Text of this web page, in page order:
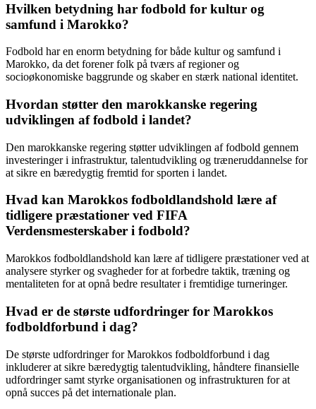
Hvilken betydning har fodbold for kultur og
samfund i Marokko?
Fodbold har en enorm betydning for både kultur og samfund i
Marokko, da det forener folk på tværs af regioner og
socioøkonomiske baggrunde og skaber en stærk national identitet.
Hvordan støtter den marokkanske regering
udviklingen af fodbold i landet?
Den marokkanske regering støtter udviklingen af fodbold gennem
investeringer i infrastruktur, talentudvikling og træneruddannelse for
at sikre en bæredygtig fremtid for sporten i landet.
Hvad kan Marokkos fodboldlandshold lære af
tidligere præstationer ved FIFA
Verdensmesterskaber i fodbold?
Marokkos fodboldlandshold kan lære af tidligere præstationer ved at
analysere styrker og svagheder for at forbedre taktik, træning og
mentaliteten for at opnå bedre resultater i fremtidige turneringer.
Hvad er de største udfordringer for Marokkos
fodboldforbund i dag?
De største udfordringer for Marokkos fodboldforbund i dag
inkluderer at sikre bæredygtig talentudvikling, håndtere finansielle
udfordringer samt styrke organisationen og infrastrukturen for at
opnå succes på det internationale plan.